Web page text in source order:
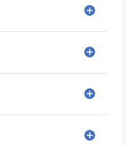
るサービスを提供
うな経営アドバイ